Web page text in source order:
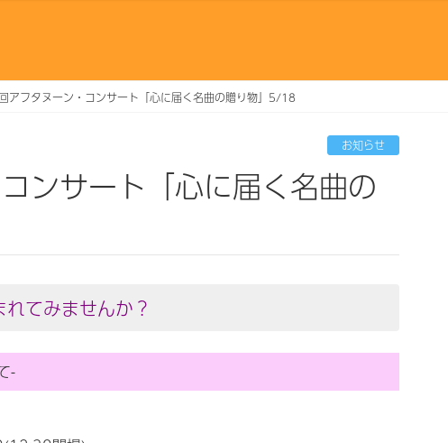
アフタヌーン・コンサート「心に届く名曲の贈り物」5/18
お知らせ
てみませんか？
-